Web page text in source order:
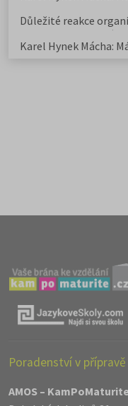
Důležité reakce
sloučenin a jejich
Karel Hynek Mácha:
Poradenství v
AMOS –